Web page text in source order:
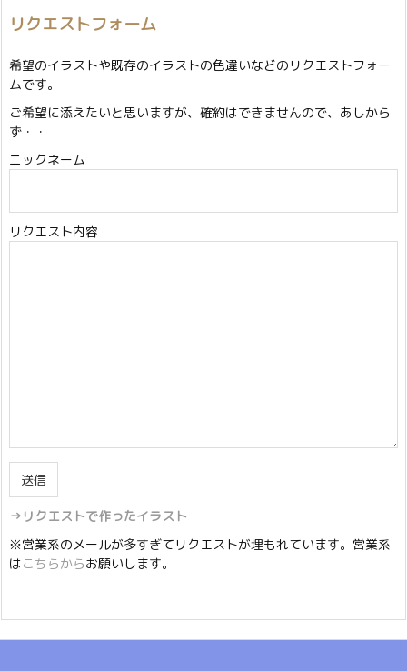
リクエストフォーム
希望のイラストや既存のイラストの色違いなどのリクエストフォー
ムです。
ご希望に添えたいと思いますが、確約はできませんので、あしから
ず・・
ニックネーム
リクエスト内容
→リクエストで作ったイラスト
※営業系のメールが多すぎてリクエストが埋もれています。営業系
はこちらからお願いします。